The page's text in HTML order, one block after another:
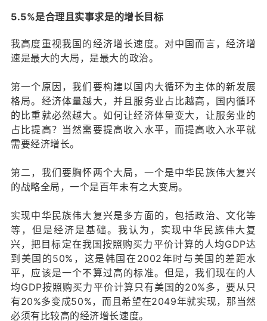
5.5%是合理且实事求是的增长目标
我高度重视我国的经济增长速度。对中国而言，经济增
速是最大的大局，是最大的政治。
第一个原因，我们要构建以国内大循环为主体的新发展
格局。经济体量越大，并且服务业占比越高，国内循环
的比重就必然越大。如何让经济体量变大，让服务业的
占比提高？当然需要提高收入水平，而提高收入水平就
需要经济增长。
第二，我们要胸怀两个大局，一个是中华民族伟大复兴
的战略全局，一个是百年未有之大变局。
实现中华民族伟大复兴是多方面的，包括政治、文化等
等，但是经济是基础。我认为，实现中华民族伟大复
兴，把目标定在我国按照购买力平价计算的人均GDP达
到美国的50%，这是韩国在2002年时与美国的差距水
平，应该是一个不算过高的标准。但是，我们现在的人
均GDP按照购买力平价计算只有美国的20%多，要从只
有20%多变成50%，而且希望在2049年就实现，那当然
必须有比较高的经济增长速度。